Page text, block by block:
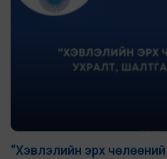
“Хэвлэлийн эрх